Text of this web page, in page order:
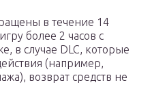
в течение 14
более 2 часов с
в случае DLC, которые
(например,
возврат средств не